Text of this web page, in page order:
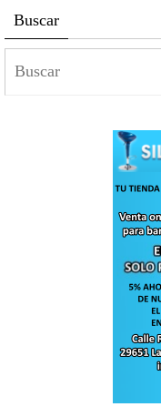
Buscar